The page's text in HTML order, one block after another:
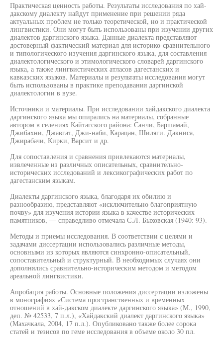
Практическая ценность работы. Результаты исследования по хай-
дакскому диалекту найдут применение при решении ряда
актуальных проблем не только теоретической, но и практической
лингвистики. Они могут быть использованы при изучении других
диалектов даргинского языка. Данные диалекта представляют
достоверный фактический материал для историко-сравнительного
и типологического изучения даргинского языка, для составления
диалектологического и этимологического словарей даргинского
языка, а также лингвистических атласов дагестанских и
кавказских языков. Материалы и результаты исследования могут
быть использованы в практике преподавания даргинской
диалектологии в вузе.
Источники и материалы. При исследовании хайдакского диалекта
даргинского языка мы опирались на материалы, собранные
автором в селениях Кайтагского района: Санчи, Баршамай,
Джибахни, Джавгат, Джи-наби, Карацан, Шиляги. Дакниса,
Джирабачи, Кирки, Варсит и др.
Для сопоставления и сравнения привлекаются материалы,
извлеченные из различных описательных, сравнительно-
исторических исследований и лексикографических работ по
дагестанским языкам.
Диалекты даргинского языка, благодаря их обилию и
разнообразию, представляют «исключительно благоприятную
почву» для изучения истории языка в качестве исторических
памятников, — справедливо отмечала С.Л. Быховская (1940: 93).
Методы и приемы исследования. В соответствии с целями и
задачами диссертации использовались различные методы,
основными из которых являются синхронно-описательный,
сопоставительный и структурный. В необходимых случаях они
дополнялись сравнительно-историческим методом и методом
ареальной лингвистики.
Апробация работы. Основные положения диссертации изложены
в монографиях «Система пространственных и временных
отношений в хай-дакском диалекте даргинского языка» (М., 1990,
деп. № 42533, 7 п.л.), «Хайдакский диалект даргинского языка»
(Махачкала, 2004, 17 п.л.). Опубликовано также более сорока
статей и тезисов по геме исследования в объеме около 30 пл.